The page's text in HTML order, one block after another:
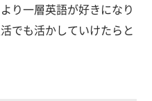
り一層英語が好きになり
でも活かしていけたらと